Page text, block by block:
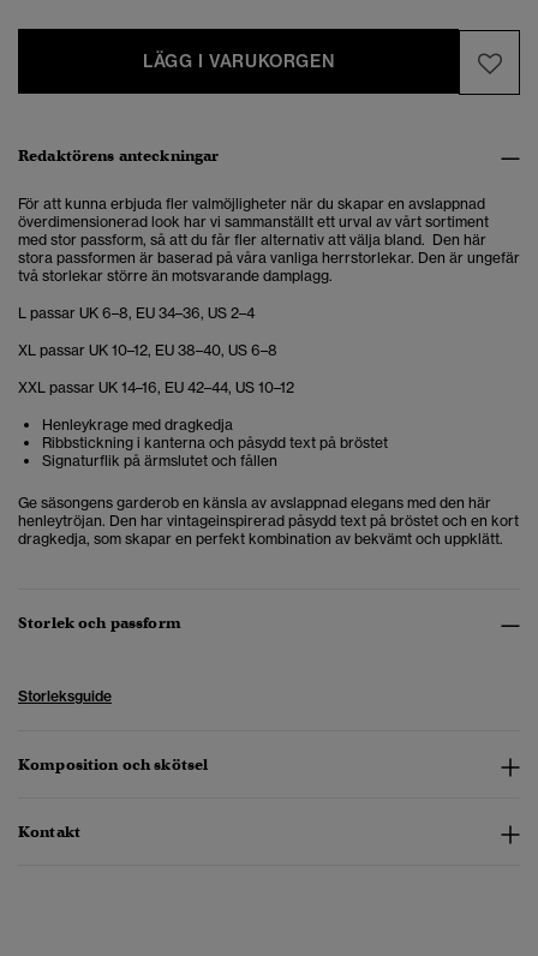
LÄGG I VARUKORGEN
Redaktörens anteckningar
För att kunna erbjuda fler valmöjligheter när du skapar en avslappnad
överdimensionerad look har vi sammanställt ett urval av vårt sortiment
med stor passform, så att du får fler alternativ att välja bland. Den här
stora passformen är baserad på våra vanliga herrstorlekar. Den är ungefär
två storlekar större än motsvarande damplagg.
L passar UK 6–8, EU 34–36, US 2–4
XL passar UK 10–12, EU 38–40, US 6–8
XXL passar UK 14–16, EU 42–44, US 10–12
Henleykrage med dragkedja
Ribbstickning i kanterna och påsydd text på bröstet
Signaturflik på ärmslutet och fållen
Ge säsongens garderob en känsla av avslappnad elegans med den här
henleytröjan. Den har vintageinspirerad påsydd text på bröstet och en kort
dragkedja, som skapar en perfekt kombination av bekvämt och uppklätt.
Storlek och passform
Storleksguide
Komposition och skötsel
Kontakt